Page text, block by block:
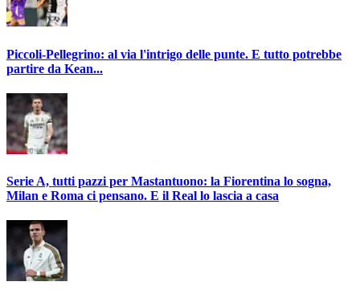
Piccoli-Pellegrino: al via l'intrigo delle punte. E tutto potrebbe
partire da Kean...
Serie A, tutti pazzi per Mastantuono: la Fiorentina lo sogna,
Milan e Roma ci pensano. E il Real lo lascia a casa